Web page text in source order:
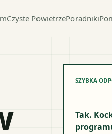
Czyste PowietrzePoradniki
SZYBKA
Tak.